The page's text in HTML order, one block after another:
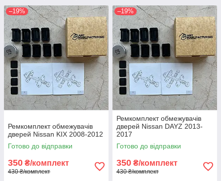
–19%
Ремкомплект обмежувачів
дверей Nissan KIX 2008-2012
Готово до відправки
350 ₴/комплект
430 ₴/комплект
–19%
Ремкомплект обмежувачів
дверей Nissan DAYZ 2013-
2017
Готово до відправки
350 ₴/комплект
430 ₴/комплект